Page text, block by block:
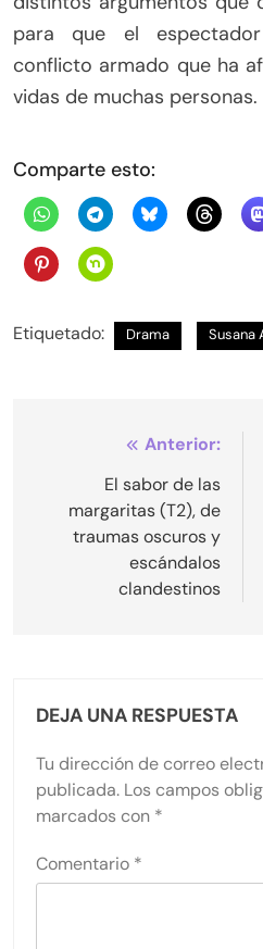
para que el
conflicto armado que ha
vidas de muchas personas.
Comparte esto:
Etiquetado: Drama Susana
Navegación
entradas
Anterior:
El sabor de las
margaritas (T2), de
traumas oscuros y
escándalos
clandestinos
DEJA UNA RESPUESTA
Tu dirección de correo
publicada. Los campos
marcados con *
Comentario *